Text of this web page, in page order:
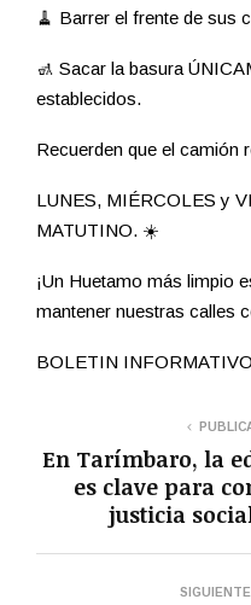
🧹 Barrer el frente de sus
🚮 Sacar la basura
establecidos.
Recuerden que el camión
LUNES, MIÉRCOLES y
MATUTINO. ☀️
¡Un Huetamo más limpio
mantener nuestras calles
BOLETIN INFORMATIVO
En Tarímbaro, la
es clave para
justicia